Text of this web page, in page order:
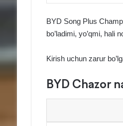
BYD Song Plus
bo’ladimi, yo’qmi, hali
Kirish uchun zarur
BYD Chazor